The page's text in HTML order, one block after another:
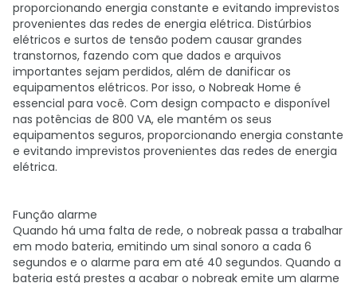
proporcionando energia constante e evitando imprevistos
provenientes das redes de energia elétrica. Distúrbios
elétricos e surtos de tensão podem causar grandes
transtornos, fazendo com que dados e arquivos
importantes sejam perdidos, além de danificar os
equipamentos elétricos. Por isso, o Nobreak Home é
essencial para você. Com design compacto e disponível
nas potências de 800 VA, ele mantém os seus
equipamentos seguros, proporcionando energia constante
e evitando imprevistos provenientes das redes de energia
elétrica.
Função alarme
Quando há uma falta de rede, o nobreak passa a trabalhar
em modo bateria, emitindo um sinal sonoro a cada 6
segundos e o alarme para em até 40 segundos. Quando a
bateria está prestes a acabar o nobreak emite um alarme